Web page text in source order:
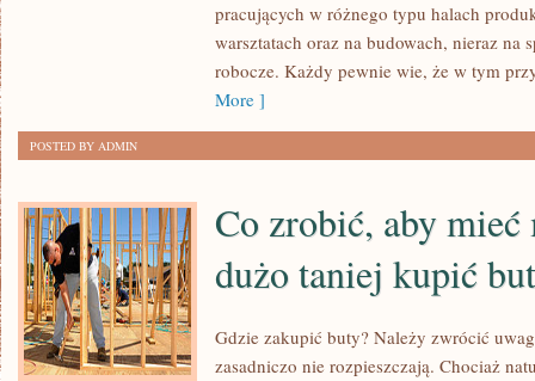
pracujących w różnego typu halach
warsztatach oraz na budowach, nieraz na
robocze. Każdy pewnie wie, że w tym
More ]
POSTED BY ADMIN
Co zrobić, aby
dużo taniej kupić
Gdzie zakupić buty? Należy zwrócić
zasadniczo nie rozpieszczają. Chociaż